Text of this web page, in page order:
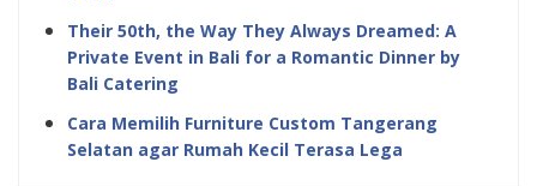
Their 50th, the Way They Always Dreamed: A
Private Event in Bali for a Romantic Dinner by
Bali Catering
Cara Memilih Furniture Custom Tangerang
Selatan agar Rumah Kecil Terasa Lega